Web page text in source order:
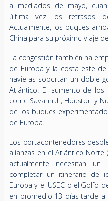
a mediados de mayo,
última vez los retrasos
Actualmente, los buques
China para su próximo viaje
La congestión también ha
de Europa y la costa este de
navieras soportan un doble
Atlántico. El aumento de
como Savannah, Houston y
de los buques
de Europa.
Los portacontenedores
alianzas en el Atlántico Norte
actualmente necesitan
completar un itinerario de
Europa y el USEC o el Golfo
en promedio 13 días tarde a